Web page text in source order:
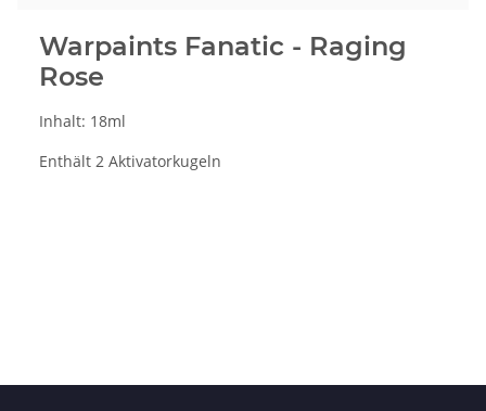
Warpaints Fanatic - Raging
Rose
Inhalt: 18ml
Enthält 2 Aktivatorkugeln